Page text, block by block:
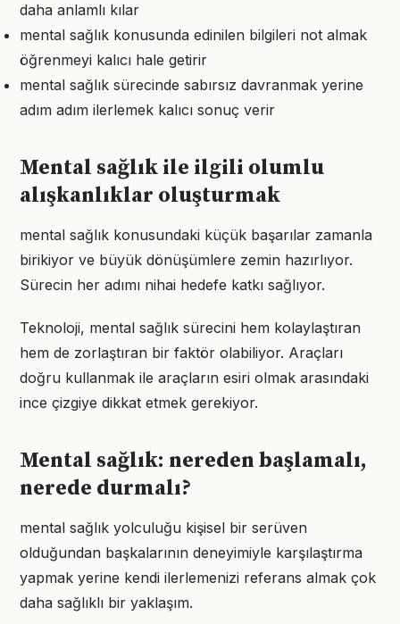
daha anlamlı kılar
mental sağlık konusunda edinilen bilgileri not almak
öğrenmeyi kalıcı hale getirir
mental sağlık sürecinde sabırsız davranmak yerine
adım adım ilerlemek kalıcı sonuç verir
Mental sağlık ile ilgili olumlu
alışkanlıklar oluşturmak
mental sağlık konusundaki küçük başarılar zamanla
birikiyor ve büyük dönüşümlere zemin hazırlıyor.
Sürecin her adımı nihai hedefe katkı sağlıyor.
Teknoloji, mental sağlık sürecini hem kolaylaştıran
hem de zorlaştıran bir faktör olabiliyor. Araçları
doğru kullanmak ile araçların esiri olmak arasındaki
ince çizgiye dikkat etmek gerekiyor.
Mental sağlık: nereden başlamalı,
nerede durmalı?
mental sağlık yolculuğu kişisel bir serüven
olduğundan başkalarının deneyimiyle karşılaştırma
yapmak yerine kendi ilerlemenizi referans almak çok
daha sağlıklı bir yaklaşım.